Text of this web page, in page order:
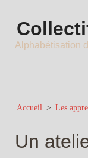
Alphabétisation
Accueil > Les
Un